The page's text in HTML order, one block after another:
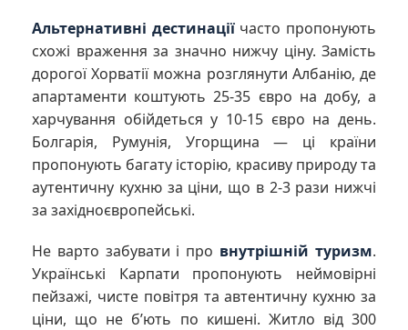
Альтернативні дестинаціїчасто пропонують
схожі враження за значно нижчу ціну. Замість
дорогої Хорватії можна розглянути Албанію, де
апартаменти коштують 25-35 євро на добу, а
харчування обійдеться у 10-15 євро на день.
Болгарія, Румунія, Угорщина — ці країни
пропонують багату історію, красиву природу та
аутентичну кухню за ціни, що в 2-3 рази нижчі
за західноєвропейські.
Не варто забувати і про внутрішній туризм.
Українські Карпати пропонують неймовірні
пейзажі, чисте повітря та автентичну кухню за
ціни, що не б’ють по кишені. Житло від 300